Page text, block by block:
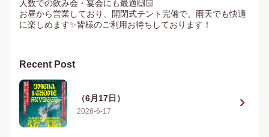
人数での飲み会・宴会にも最適🙌🏻
お昼から営業しており、開閉式テント完備で、雨天でも快適
に楽しめます✨皆様のご利用お待ちしております！
Recent Post
（6月17日）
2026-6-17 chevron_right